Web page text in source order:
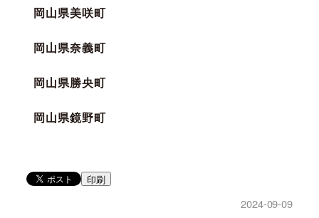
岡山県美咲町
岡山県奈義町
岡山県勝央町
岡山県鏡野町
印刷
2024-09-09